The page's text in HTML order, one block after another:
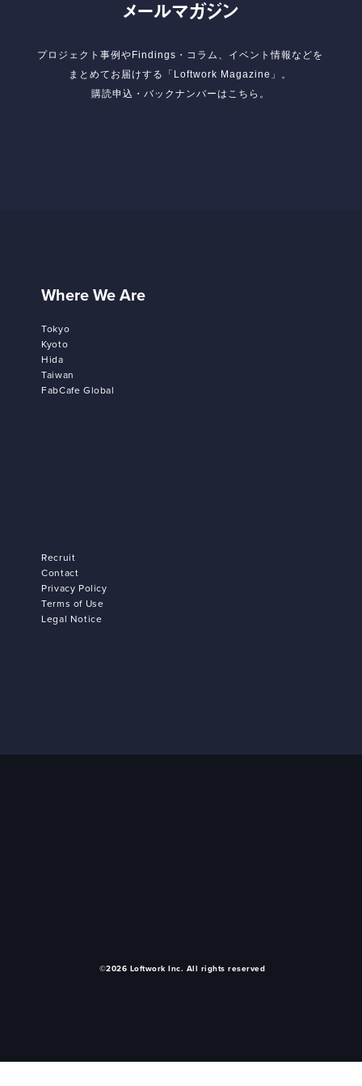
メールマガジン
プロジェクト事例やFindings・コラム、イベント情報などを
まとめてお届けする「Loftwork Magazine」。
購読申込・バックナンバーはこちら。
Where We Are
Tokyo
Kyoto
Hida
Taiwan
FabCafe Global
Recruit
Contact
Privacy Policy
Terms of Use
Legal Notice
©2026 Loftwork Inc. All rights reserved